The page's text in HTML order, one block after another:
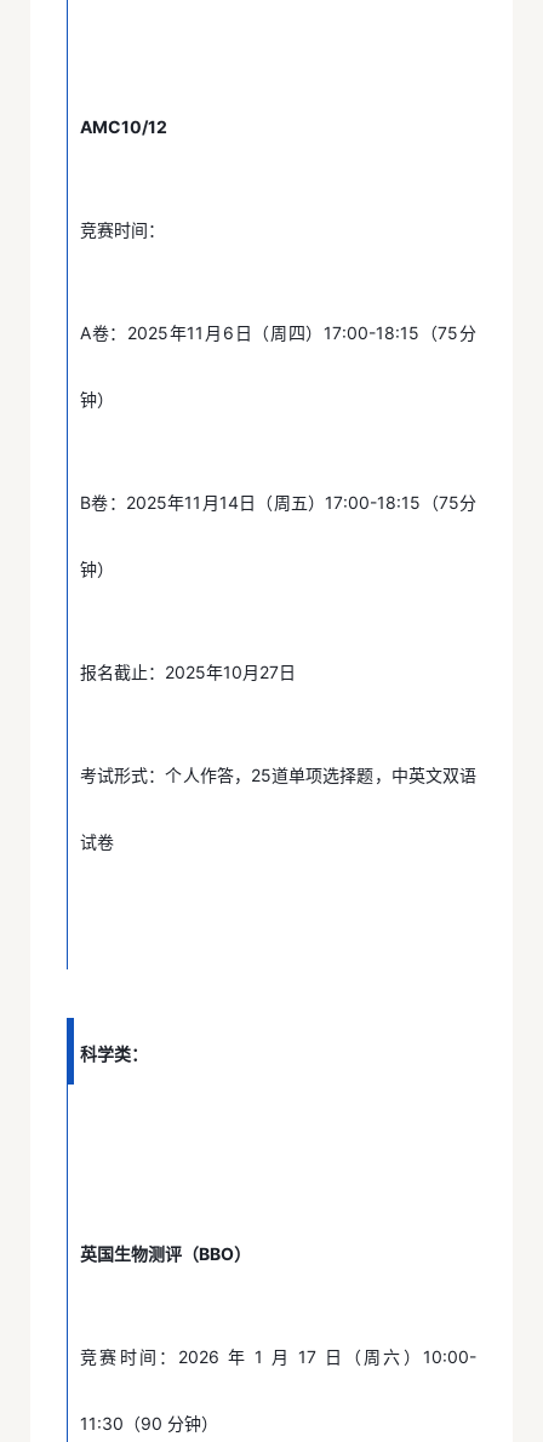
AMC10/12
竞赛时间：
A卷：2025年11月6日（周四）17:00-18:15（75分
钟）
B卷：2025年11月14日（周五）17:00-18:15（75分
钟）
报名截止：2025年10月27日
考试形式：个人作答，25道单项选择题，中英文双语
试卷
科学类：
英国生物测评（BBO）
竞赛时间：2026 年 1 月 17 日（周六）10:00-
11:30（90 分钟）